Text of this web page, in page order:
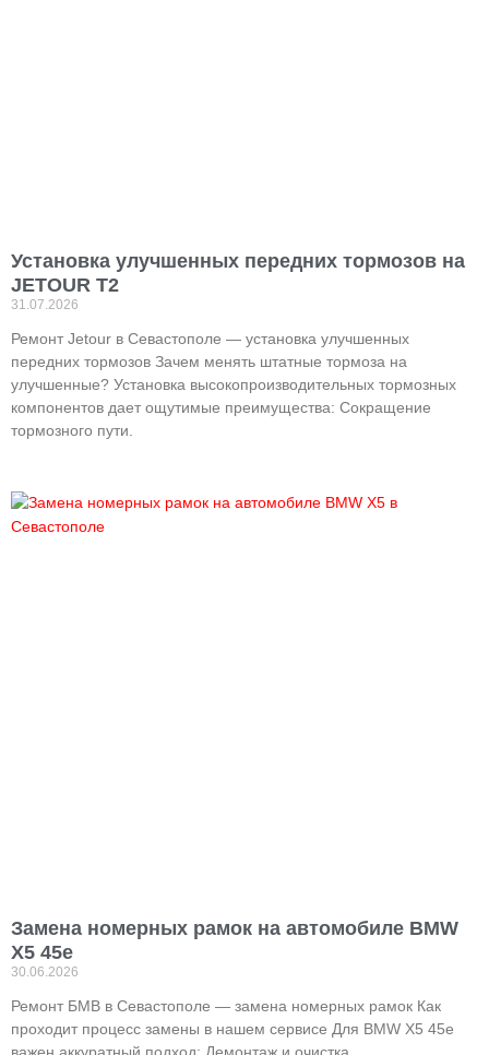
Установка улучшенных передних тормозов на
JETOUR T2
31.07.2026
Ремонт Jetour в Севастополе — установка улучшенных
передних тормозов Зачем менять штатные тормоза на
улучшенные? Установка высокопроизводительных тормозных
компонентов дает ощутимые преимущества: Сокращение
тормозного пути.
Замена номерных рамок на автомобиле BMW
X5 45е
30.06.2026
Ремонт БМВ в Севастополе — замена номерных рамок Как
проходит процесс замены в нашем сервисе Для BMW X5 45e